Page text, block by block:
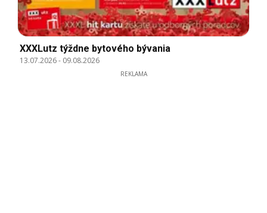
XXXLutz týždne bytového bývania
13.07.2026- 09.08.2026
REKLAMA